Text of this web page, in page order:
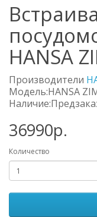
HANSA
Производители
Модель:HANSA
36990р.
Количество